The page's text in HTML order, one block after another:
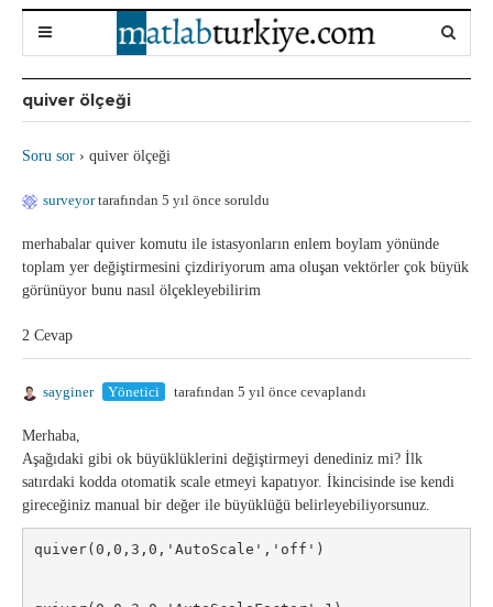
quiver ölçeği
Soru sor › quiver ölçeği
surveyortarafından 5 yıl önce soruldu
merhabalar quiver komutu ile istasyonların enlem boylam yönünde
toplam yer değiştirmesini çizdiriyorum ama oluşan vektörler çok büyük
görünüyor bunu nasıl ölçekleyebilirim
2 Cevap
sayginer Yönetici tarafından 5 yıl önce cevaplandı
Merhaba,
Aşağıdaki gibi ok büyüklüklerini değiştirmeyi denediniz mi? İlk
satırdaki kodda otomatik scale etmeyi kapatıyor. İkincisinde ise kendi
gireceğiniz manual bir değer ile büyüklüğü belirleyebiliyorsunuz.
quiver(0,0,3,0,'AutoScale','off')